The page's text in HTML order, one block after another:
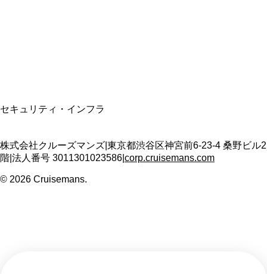
セキュリティ・インフラ
株式会社クルーズマンズ 東京都渋谷区神宮前6-23-4 桑野ビル2
階 法人番号 3011301023586 corp.cruisemans.com
© 2026 Cruisemans.